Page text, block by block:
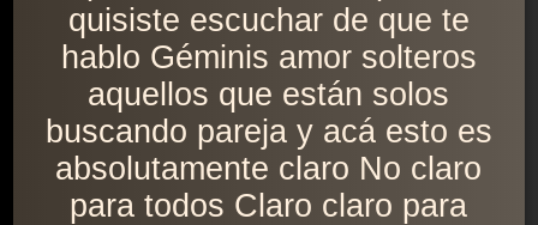
quisiste escuchar de que te
hablo Géminis amor solteros
aquellos que están solos
buscando pareja y acá esto es
absolutamente claro No claro
para todos Claro claro para